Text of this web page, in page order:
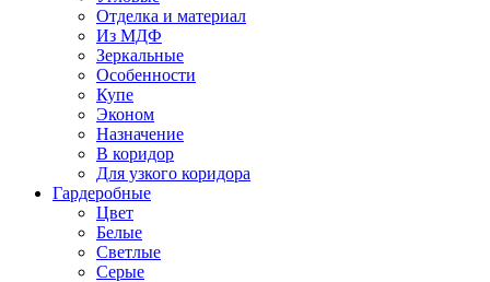
Отделка и материал
Из МДФ
Зеркальные
Особенности
Купе
Эконом
Назначение
В коридор
Для узкого коридора
Гардеробные
Цвет
Белые
Светлые
Серые